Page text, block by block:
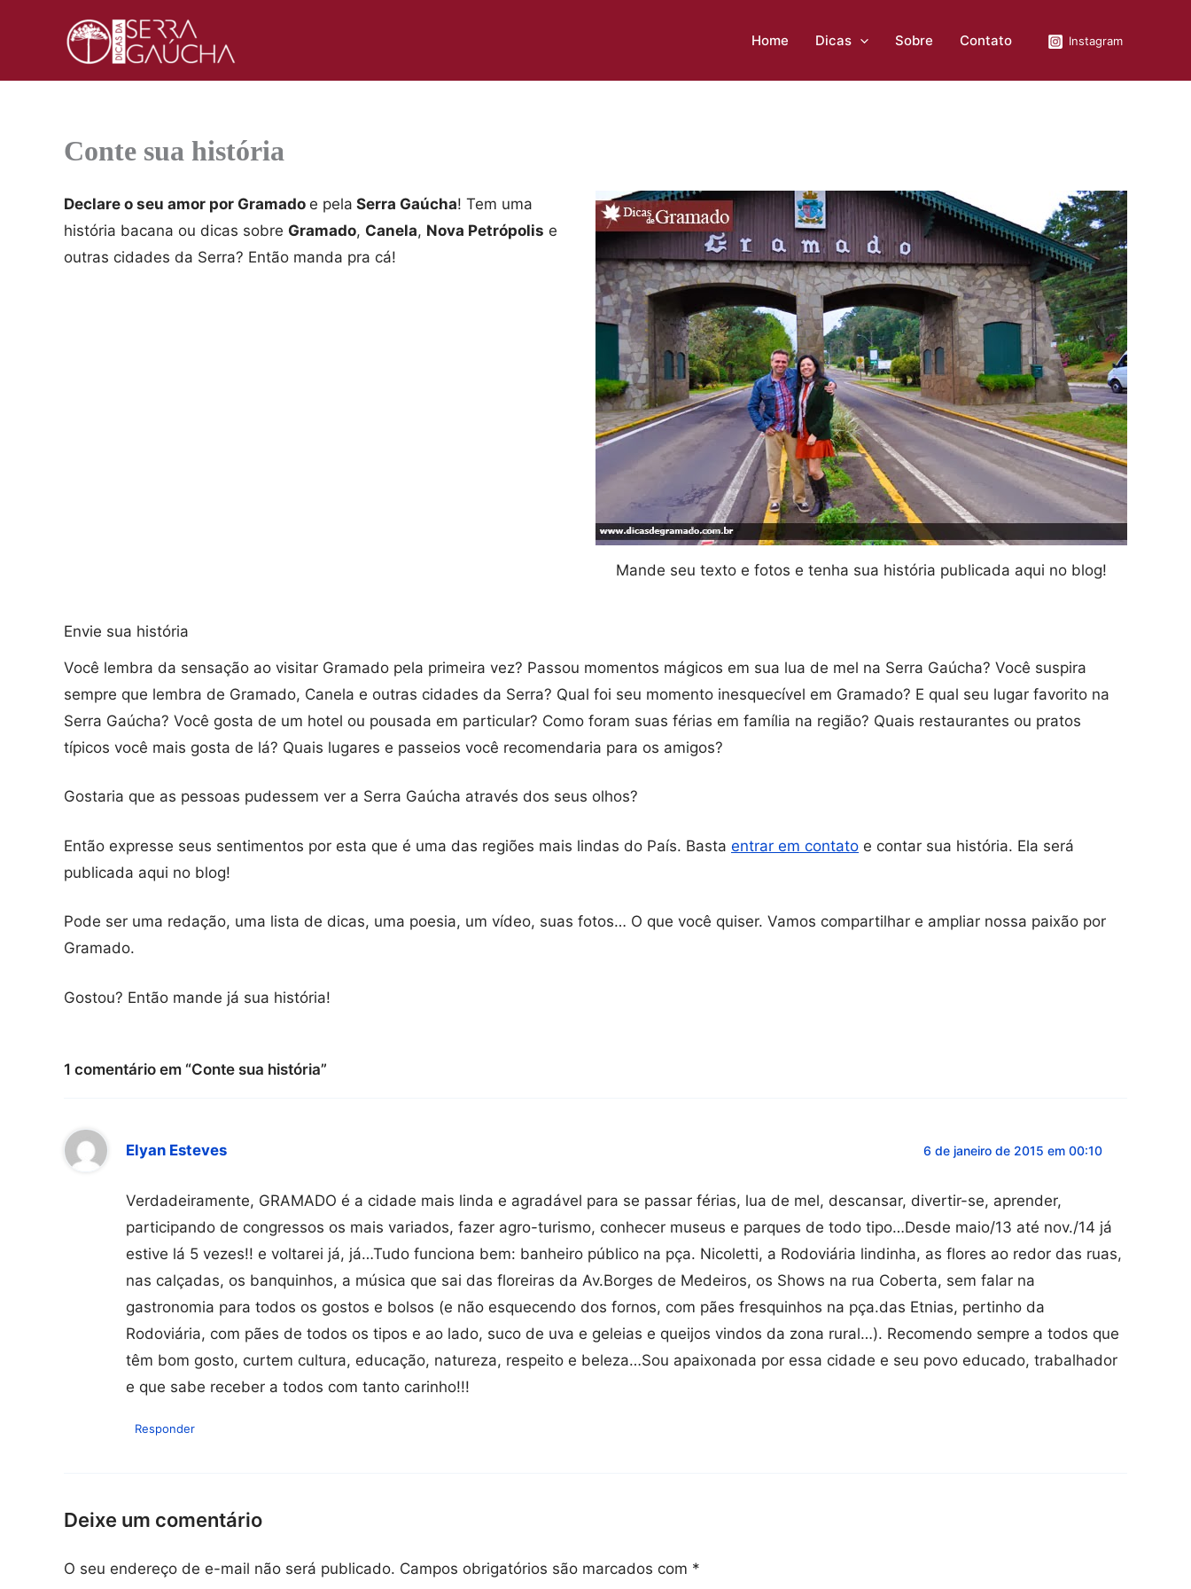
Home Dicas Sobre Contato Instagram
Conte sua história
Mande seu texto e fotos e tenha sua história publicada aqui no blog!
Declare o seu amor por Gramado e pela Serra Gaúcha! Tem uma
história bacana ou dicas sobre Gramado, Canela, Nova Petrópolis e
outras cidades da Serra? Então manda pra cá!
Envie sua história
Você lembra da sensação ao visitar Gramado pela primeira vez? Passou momentos mágicos em sua lua de mel na Serra Gaúcha? Você suspira
sempre que lembra de Gramado, Canela e outras cidades da Serra? Qual foi seu momento inesquecível em Gramado? E qual seu lugar favorito na
Serra Gaúcha? Você gosta de um hotel ou pousada em particular? Como foram suas férias em família na região? Quais restaurantes ou pratos
típicos você mais gosta de lá? Quais lugares e passeios você recomendaria para os amigos?
Gostaria que as pessoas pudessem ver a Serra Gaúcha através dos seus olhos?
Então expresse seus sentimentos por esta que é uma das regiões mais lindas do País. Basta entrar em contato e contar sua história. Ela será
publicada aqui no blog!
Pode ser uma redação, uma lista de dicas, uma poesia, um vídeo, suas fotos… O que você quiser. Vamos compartilhar e ampliar nossa paixão por
Gramado.
Gostou? Então mande já sua história!
1 comentário em “Conte sua história”
Elyan Esteves 6 de janeiro de 2015 em 00:10
Verdadeiramente, GRAMADO é a cidade mais linda e agradável para se passar férias, lua de mel, descansar, divertir-se, aprender,
participando de congressos os mais variados, fazer agro-turismo, conhecer museus e parques de todo tipo…Desde maio/13 até nov./14 já
estive lá 5 vezes!! e voltarei já, já…Tudo funciona bem: banheiro público na pça. Nicoletti, a Rodoviária lindinha, as flores ao redor das ruas,
nas calçadas, os banquinhos, a música que sai das floreiras da Av.Borges de Medeiros, os Shows na rua Coberta, sem falar na
gastronomia para todos os gostos e bolsos (e não esquecendo dos fornos, com pães fresquinhos na pça.das Etnias, pertinho da
Rodoviária, com pães de todos os tipos e ao lado, suco de uva e geleias e queijos vindos da zona rural…). Recomendo sempre a todos que
têm bom gosto, curtem cultura, educação, natureza, respeito e beleza…Sou apaixonada por essa cidade e seu povo educado, trabalhador
e que sabe receber a todos com tanto carinho!!!
Responder
Deixe um comentário
O seu endereço de e-mail não será publicado. Campos obrigatórios são marcados com *